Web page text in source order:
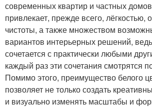
современных квартир и частных
привлекает, прежде всего,
чистоты, а также множеством
вариантов интерьерных решений,
сочетается с практически любыми
каждый раз эти сочетания смотрятся
Помимо этого, преимущество белого
позволяет не только создать
и визуально изменять масштабы и